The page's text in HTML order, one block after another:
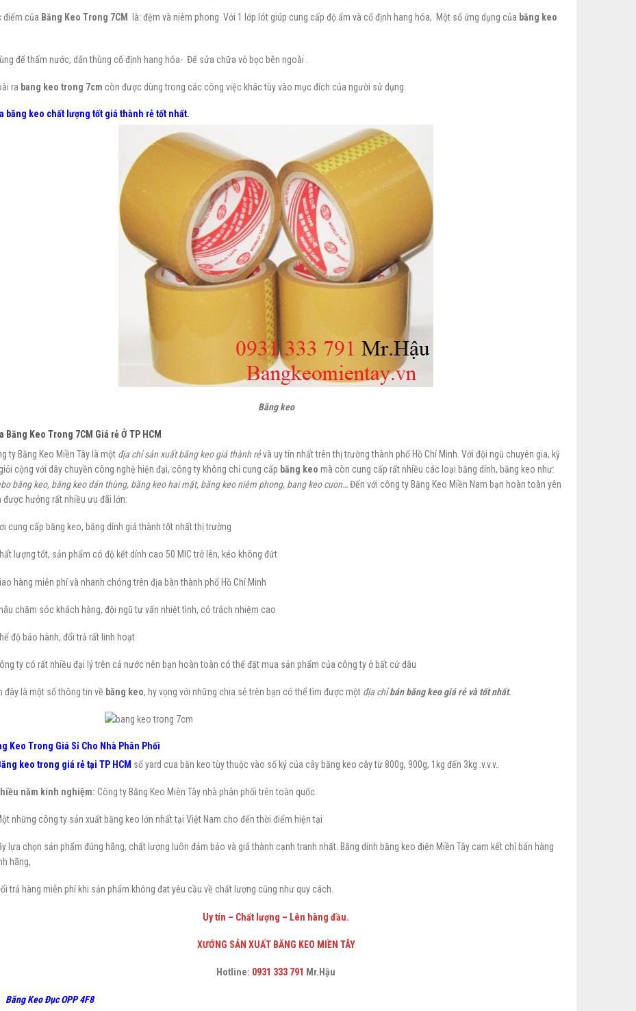
điểm của Băng Keo Trong 7CM là: đệm và niêm phong. Với 1 lớp lót giúp cung cấp độ ẩm và cố định hang hóa, Một số ứng dụng của băng keo
để thấm nước, dán thùng cố định hang hóa- Để sửa chữa vỏ bọc bên ngoài .
ra bang keo trong 7cm còn được dùng trong các công việc khác tùy vào mục đích của người sử dụng.
băng keo chất lượng tốt giá thành rẻtốt nhất.
Băng keo
Băng Keo Trong 7CM Giá rẻ Ở TP HCM
ty Băng Keo Miền Tây là một địa chỉ sản xuất băng keo giá thành rẻvà uy tín nhất trên thị trường thành phố Hồ Chí Minh. Với đội ngũ chuyên gia, kỹ
cộng với dây chuyền công nghệ hiện đại, công ty không chỉ cung cấp băng keo mà còn cung cấp rất nhiều các loại băng dính, băng keo như:
băng keo, băng keo dán thùng, băng keo hai mặt, băng keo niêm phong, bang keo cuon…Đến với công ty Băng Keo Miền Nam bạn hoàn toàn yên
được hưởng rất nhiều ưu đãi lớn:
cung cấp băng keo, băng dính giá thành tốt nhất thị trường
lượng tốt, sản phẩm có độ kết dính cao 50 MIC trở lên, kéo không đứt
hàng miễn phí và nhanh chóng trên địa bàn thành phố Hồ Chí Minh
chăm sóc khách hàng, đội ngũ tư vấn nhiệt tình, có trách nhiệm cao
độ bảo hành, đổi trả rất linh hoạt
ty có rất nhiều đại lý trên cả nước nên bạn hoàn toàn có thể đặt mua sản phẩm của công ty ở bất cứ đâu
đây là một số thông tin về băng keo, hy vọng với những chia sẻ trên bạn có thể tìm được một địa chỉbán băng keo giá rẻ và tốt nhất.
Keo Trong Giá Sỉ Cho Nhà Phân Phối
keo trong giá rẻ tại TP HCM số yard cua băn keo tùy thuộc vào số ký của cây băng keo cây từ 800g, 900g, 1kg đến 3kg .v.v.v..
năm kinh nghiệm: Công ty Băng Keo Miên Tây nhà phân phối trên toàn quốc.
những công ty sản xuất băng keo lớn nhất tại Việt Nam cho đến thời điểm hiện tại
lựa chọn sản phẩm đúng hãng, chất lượng luôn đảm bảo và giá thành cạnh tranh nhất. Băng dính băng keo điện Miền Tây cam kết chỉ bán hàng
hãng,
trả hàng miễn phí khi sản phẩm không đat yêu cầu về chất lượng cũng như quy cách.
Uy tín – Chất lượng – Lên hàng đầu.
XƯỚNG SẢN XUẤT BĂNG KEO MIỀN TÂY
Hotline: 0931 333 791 Mr.Hậu
Băng Keo Đục OPP 4F8